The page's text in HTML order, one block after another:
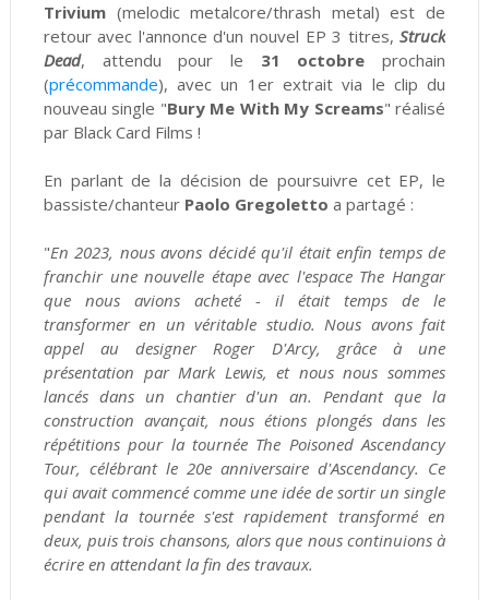
Trivium(melodic metalcore/thrash metal) est de
retour avec l'annonce d'un nouvel EP 3 titres,Struck
Dead, attendu pour le 31 octobre prochain
(précommande), avec un 1er extrait via le clip du
nouveau single "Bury Me With My Screams" réalisé
par Black Card Films !
En parlant de la décision de poursuivre cet EP, le
bassiste/chanteur Paolo Gregoletto a partagé :
"En 2023, nous avons décidé qu'il était enfin temps de
franchir une nouvelle étape avec l'espace The Hangar
que nous avions acheté - il était temps de le
transformer en un véritable studio. Nous avons fait
appel au designer Roger D'Arcy, grâce à une
présentation par Mark Lewis, et nous nous sommes
lancés dans un chantier d'un an. Pendant que la
construction avançait, nous étions plongés dans les
répétitions pour la tournée The Poisoned Ascendancy
Tour, célébrant le 20e anniversaire d'Ascendancy. Ce
qui avait commencé comme une idée de sortir un single
pendant la tournée s'est rapidement transformé en
deux, puis trois chansons, alors que nous continuions à
écrire en attendant la fin des travaux.